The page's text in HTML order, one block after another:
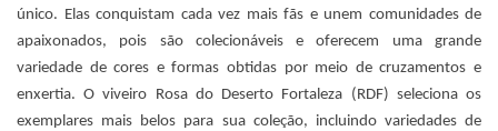
único. Elas conquistam cada vez mais fãs e unem comunidades de
apaixonados, pois são colecionáveis e oferecem uma grande
variedade de cores e formas obtidas por meio de cruzamentos e
enxertia. O viveiro Rosa do Deserto Fortaleza (RDF) seleciona os
exemplares mais belos para sua coleção, incluindo variedades de